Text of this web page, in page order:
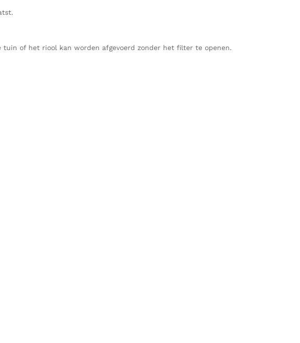
tuin of het riool kan worden afgevoerd zonder het filter te openen.